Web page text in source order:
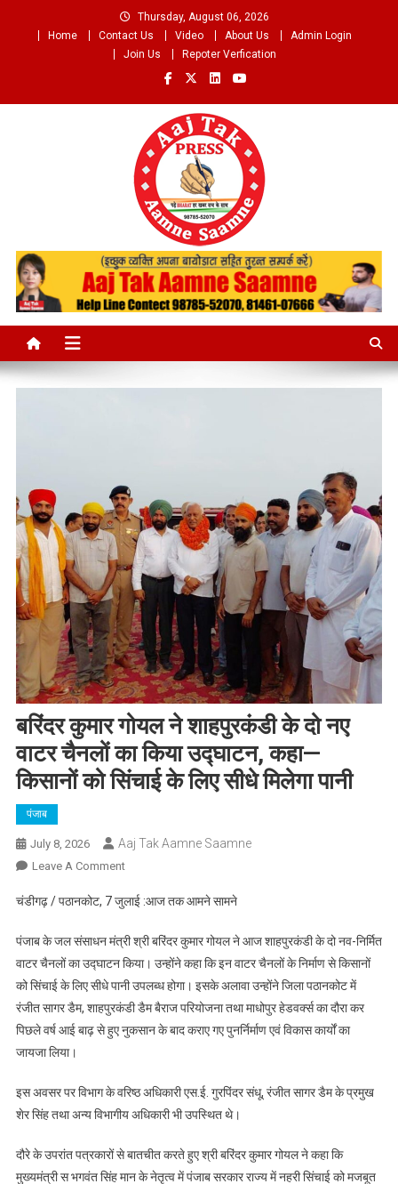
Thursday, August 06, 2026
Home
Contact Us Video About Us
Admin Login
Join Us
Repoter Verfication
Aaj Tak Aamne Saamne.com
बरिंदर कुमार गोयल ने शाहपुरकंडी के दो नए
वाटर चैनलों का किया उद्घाटन, कहा—
किसानों को सिंचाई के लिए सीधे मिलेगा पानी
पंजाब
July 8, 2026 Aaj Tak Aamne Saamne
Leave A CommentOn
कुमार
ने
शाहपुरकंडी
के
दो
नए
का
किया
कहा
—
चंडीगढ़ / पठानकोट, 7 जुलाई :आज तक आमने सामने
पंजाब के जल संसाधन मंत्री श्री बरिंदर कुमार गोयल ने आज शाहपुरकंडी के दो नव-निर्मित
वाटर चैनलों का उद्घाटन किया। उन्होंने कहा कि इन वाटर चैनलों के निर्माण से किसानों
को सिंचाई के लिए सीधे पानी उपलब्ध होगा। इसके अलावा उन्होंने जिला पठानकोट में
रंजीत सागर डैम, शाहपुरकंडी डैम बैराज परियोजना तथा माधोपुर हेडवर्क्स का दौरा कर
पिछले वर्ष आई बाढ़ से हुए नुकसान के बाद कराए गए पुनर्निर्माण एवं विकास कार्यों का
जायजा लिया।
इस अवसर पर विभाग के वरिष्ठ अधिकारी एस.ई. गुरपिंदर संधू, रंजीत सागर डैम के प्रमुख
शेर सिंह तथा अन्य विभागीय अधिकारी भी उपस्थित थे।
दौरे के उपरांत पत्रकारों से बातचीत करते हुए श्री बरिंदर कुमार गोयल ने कहा कि
मुख्यमंत्री स भगवंत सिंह मान के नेतृत्व में पंजाब सरकार राज्य में नहरी सिंचाई को मजबूत